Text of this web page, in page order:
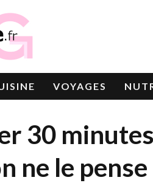
VOYAGES
30
ne le pense